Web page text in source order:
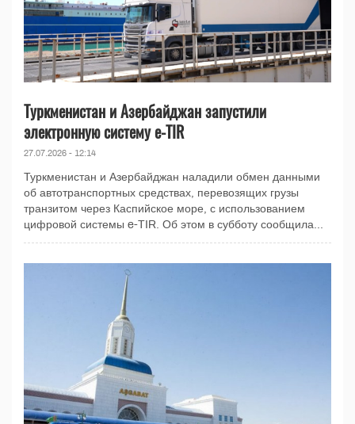
Туркменистан и Азербайджан запустили
электронную систему e-TIR
27.07.2026 - 12:14
Туркменистан и Азербайджан наладили обмен данными
об автотранспортных средствах, перевозящих грузы
транзитом через Каспийское море, с использованием
цифровой системы e-TIR. Об этом в субботу сообщила...